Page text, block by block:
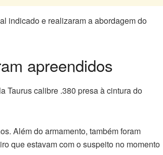
indicado e realizaram a abordagem do
apreendidos
Taurus calibre .380 presa à cintura do
Além do armamento, também foram
que estavam com o suspeito no momento